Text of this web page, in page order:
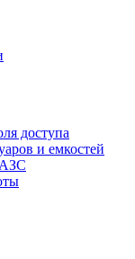
доступа
и емкостей